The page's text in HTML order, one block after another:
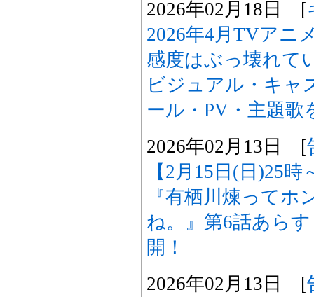
2026年02月18日 [
2026年4月TVアニ
感度はぶっ壊れて
ビジュアル・キャ
ール・PV・主題歌
2026年02月13日 [
【2月15日(日)25
『有栖川煉ってホ
ね。』第6話あら
開！
2026年02月13日 [